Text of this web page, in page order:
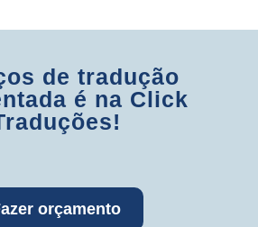
de tradução
é na Click
orçamento